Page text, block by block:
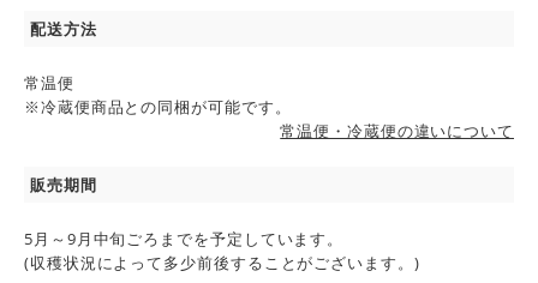
配送方法
常温便
※冷蔵便商品との同梱が可能です。
常温便・冷蔵便の違いについて
販売期間
5月～9月中旬ごろまでを予定しています。
(収穫状況によって多少前後することがございます。)